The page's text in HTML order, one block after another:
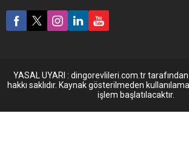
YASAL UYARI : dingorevlileri.com.tr
hakkı saklıdır. Kaynak gösterilmeden
işlem başlatılacaktır.